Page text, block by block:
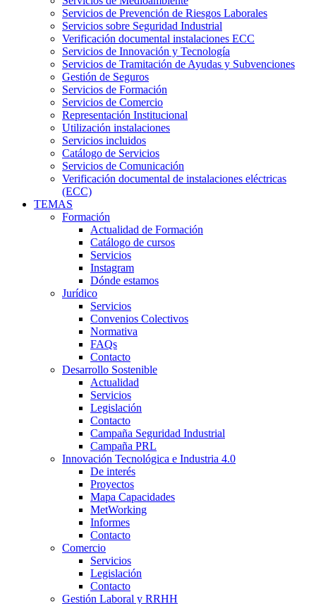
Servicios de Prevención de Riesgos Laborales
Servicios sobre Seguridad Industrial
Verificación documental instalaciones ECC
Servicios de Innovación y Tecnología
Servicios de Tramitación de Ayudas y Subvenciones
Gestión de Seguros
Servicios de Formación
Servicios de Comercio
Representación Institucional
Utilización instalaciones
Servicios incluidos
Catálogo de Servicios
Servicios de Comunicación
Verificación documental de instalaciones eléctricas
(ECC)
TEMAS
Formación
Actualidad de Formación
Catálogo de cursos
Servicios
Instagram
Dónde estamos
Jurídico
Servicios
Convenios Colectivos
Normativa
FAQs
Contacto
Desarrollo Sostenible
Actualidad
Servicios
Legislación
Contacto
Campaña Seguridad Industrial
Campaña PRL
Innovación Tecnológica e Industria 4.0
De interés
Proyectos
Mapa Capacidades
MetWorking
Informes
Contacto
Comercio
Servicios
Legislación
Contacto
Gestión Laboral y RRHH